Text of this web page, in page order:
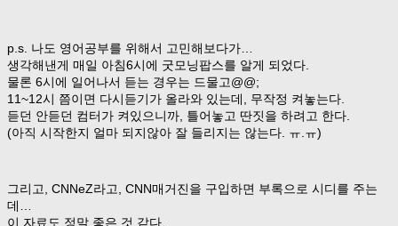
p.s. 나도 영어공부를 위해서 고민해보다가…
생각해낸게 매일 아침6시에 굿모닝팝스를 알게 되었다.
물론 6시에 일어나서 듣는 경우는 드물고@@;
11~12시 쯤이면 다시듣기가 올라와 있는데, 무작정 켜놓는다.
듣던 안듣던 컴터가 켜있으니까, 틀어놓고 딴짓을 하려고 한다.
(아직 시작한지 얼마 되지않아 잘 들리지는 않는다. ㅠ.ㅠ)
그리고, CNNeZ라고, CNN매거진을 구입하면 부록으로 시디를 주는
데…
이 자료도 정말 좋은 것 같다.